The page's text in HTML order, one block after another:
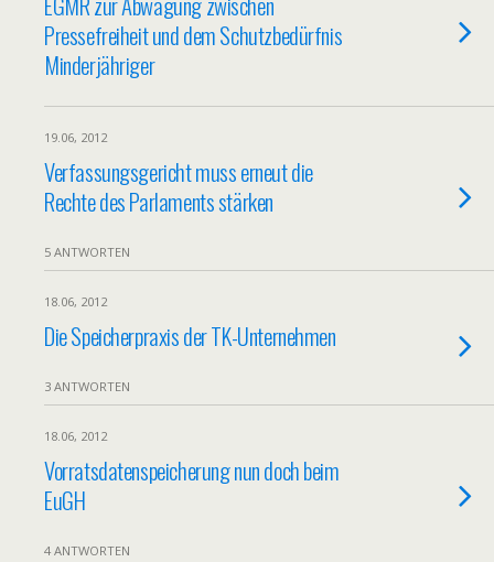
Pressefreiheit und dem Schutzbedürfnis
Minderjähriger
19.06, 2012
Verfassungsgericht muss erneut die
Rechte des Parlaments stärken
5 ANTWORTEN
18.06, 2012
Die Speicherpraxis der TK-Unternehmen
3 ANTWORTEN
18.06, 2012
Vorratsdatenspeicherung nun doch beim
EuGH
4 ANTWORTEN